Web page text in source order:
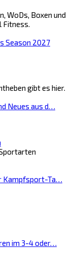
WoDs, Boxen und
Fitness.
Season 2027
gibt es hier.
Neues aus d…
Kampfsport-Ta…
im 3-4 oder…